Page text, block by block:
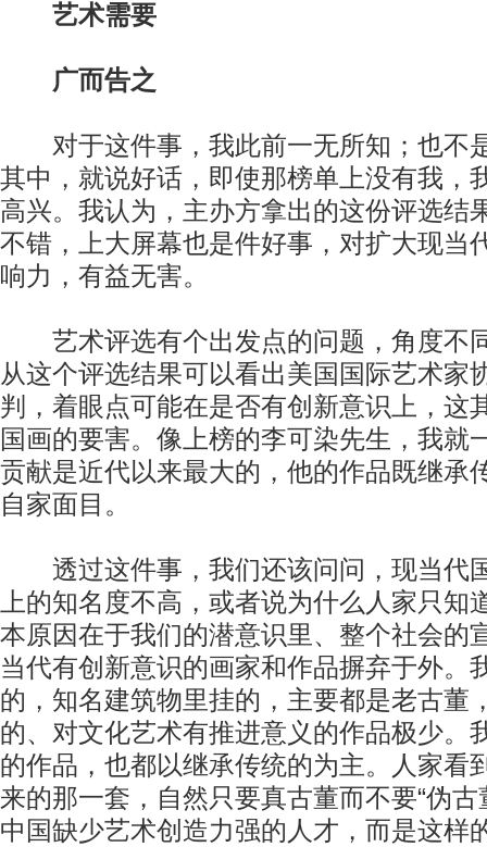
艺术需要
广而告之
对于这件事，我此前一无所知；也不
其中，就说好话，即使那榜单上没有我，
高兴。我认为，主办方拿出的这份评选结
不错，上大屏幕也是件好事，对扩大现当
响力，有益无害。
艺术评选有个出发点的问题，角度不
从这个评选结果可以看出美国国际艺术家
判，着眼点可能在是否有创新意识上，这
国画的要害。像上榜的李可染先生，我就
贡献是近代以来最大的，他的作品既继承
自家面目。
透过这件事，我们还该问问，现当代
上的知名度不高，或者说为什么人家只知
本原因在于我们的潜意识里、整个社会的
当代有创新意识的画家和作品摒弃于外。
的，知名建筑物里挂的，主要都是老古董
的、对文化艺术有推进意义的作品极少。
的作品，也都以继承传统的为主。人家看
来的那一套，自然只要真古董而不要“伪古
中国缺少艺术创造力强的人才，而是这样